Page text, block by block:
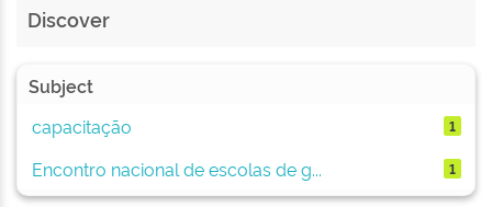
Discover
Subject
capacitação
1
Encontro nacional de escolas de g... 1